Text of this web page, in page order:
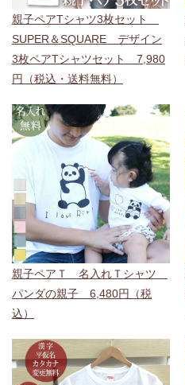
親子ペアTシャツ3枚セット
SUPER＆SQUARE デザイン
3枚ペアTシャツセット 7,980
円（税込・送料無料）
親子ペアＴ 名入れＴシャツ
パンダの親子 6,480円（税
込）